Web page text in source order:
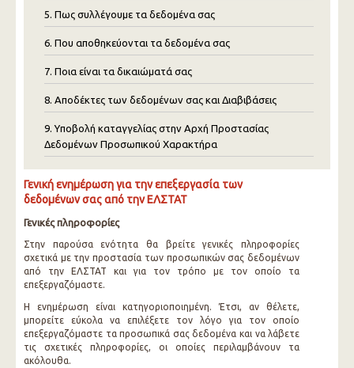
5. Πως συλλέγουμε τα δεδομένα σας
6. Που αποθηκεύονται τα δεδομένα σας
7. Ποια είναι τα δικαιώματά σας
8. Αποδέκτες των δεδομένων σας και Διαβιβάσεις
9. Υποβολή καταγγελίας στην Αρχή Προστασίας
Δεδομένων Προσωπικού Χαρακτήρα
Γενική ενημέρωση για την επεξεργασία των
δεδομένων σας από την ΕΛΣΤΑΤ
Γενικές πληροφορίες
Στην παρούσα ενότητα θα βρείτε γενικές πληροφορίες
σχετικά με την προστασία των προσωπικών σας δεδομένων
από την ΕΛΣΤΑΤ και για τον τρόπο με τον οποίο τα
επεξεργαζόμαστε.
Η ενημέρωση είναι κατηγοριοποιημένη. Έτσι, αν θέλετε,
μπορείτε εύκολα να επιλέξετε τον λόγο για τον οποίο
επεξεργαζόμαστε τα προσωπικά σας δεδομένα και να λάβετε
τις σχετικές πληροφορίες, οι οποίες περιλαμβάνουν τα
ακόλουθα.